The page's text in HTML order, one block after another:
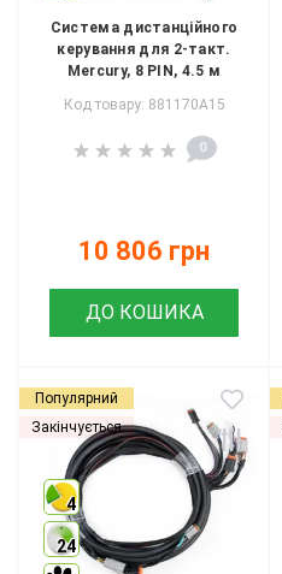
Система дистанційного
керування для 2-такт.
Mercury, 8 PIN, 4.5 м
Код товару: 881170A15
0
10 806 грн
ДО КОШИКА
Популярний
Закінчується
4
24